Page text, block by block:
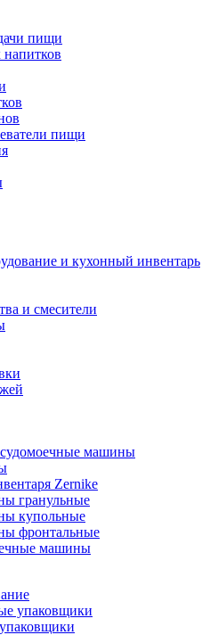
пищи
пищи
и кухонный инвентарь
и смесители
машины
Zernike
гранульные
купольные
фронтальные
машины
упаковщики